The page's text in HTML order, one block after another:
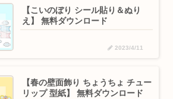
【こいのぼり シール貼り＆ぬり
え】 無料ダウンロード
2023/4/11
【春の壁面飾り ちょうちょ チュー
リップ 型紙】 無料ダウンロード